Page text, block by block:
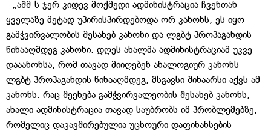
„აშშ-ს ჯერ კიდევ მოქმედი ადმინისტრაცია ჩვენთან
ყველაზე მეტად უპირისპირდებოდა ორ კანონს, ეს იყო
გამჭვირვალობის შესახებ კანონი და ლგბტ პროპაგანდის
წინააღმდეგ კანონი. დღეს ახალმა ადმინისტრაციამ უკვე
დააანონსა, რომ თავად მიიღებენ ანალოგიურ კანონს
ლგბტ პროპაგანდის წინააღმდეგ, მსგავსი შინაარსი აქვს ამ
კანონს. რაც შეეხება გამჭვირვალეობის შესახებ კანონს,
ახალი ადმინისტრაცია თავად საუბრობს იმ პრობლემებზე,
რომელიც დაკავშირებულია უცხოური დაფინანსების